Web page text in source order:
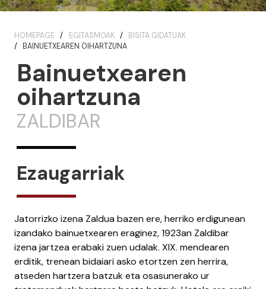
HOMEPAGE EGITASMOAK
BISITA GIDATUAK
BAINUETXEAREN OIHARTZUNA
Bainuetxearen
oihartzuna
ZALDIBAR
Ezaugarriak
Jatorrizko izena Zaldua bazen ere, herriko erdigunean
izandako bainuetxearen eraginez, 1923an Zaldibar
izena jartzea erabaki zuen udalak. XIX. mendearen
erditik, trenean bidaiari asko etortzen zen herrira,
atseden hartzera batzuk eta osasunerako ur